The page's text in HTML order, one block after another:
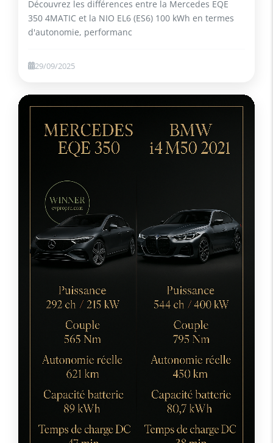
Découvrez les différences entre la Mercedes EQE
350 4MATIC et la NIO EL6 (ES6) 100 kWh en termes
d'autonomie, performanc
29/09/2025